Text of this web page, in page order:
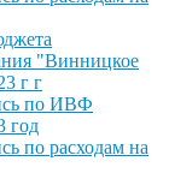
"Винницкое
г г
по ИВФ
год
по расходам на